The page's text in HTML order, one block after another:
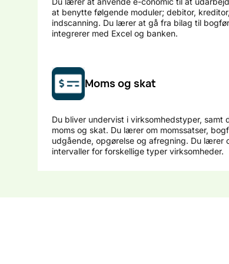
at benytte følgende moduler; debitor,
indscanning. Du lærer at gå fra bilag til
integrerer med Excel og banken.
Moms og skat
Du bliver undervist i virksomhedstyper,
moms og skat. Du lærer om momssatser,
udgående, opgørelse og afregning. Du lærer
intervaller for forskellige typer virksomheder.